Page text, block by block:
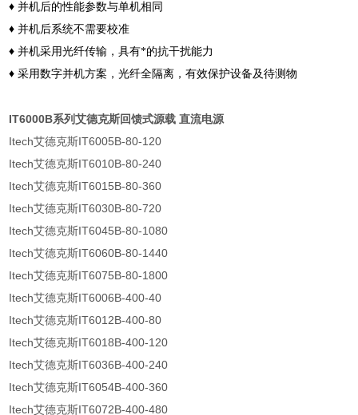
♦并机后的性能参数与单机相同
♦并机后系统不需要校准
♦并机采用光纤传输，具有*的抗干扰能力
♦采用数字并机方案，光纤全隔离，有效保护设备及待测物
IT6000B系列艾德克斯回馈式源载 直流电源
Itech艾德克斯IT6005B-80-120
Itech艾德克斯IT6010B-80-240
Itech艾德克斯IT6015B-80-360
Itech艾德克斯IT6030B-80-720
Itech艾德克斯IT6045B-80-1080
Itech艾德克斯IT6060B-80-1440
Itech艾德克斯IT6075B-80-1800
Itech艾德克斯IT6006B-400-40
Itech艾德克斯IT6012B-400-80
Itech艾德克斯IT6018B-400-120
Itech艾德克斯IT6036B-400-240
Itech艾德克斯IT6054B-400-360
Itech艾德克斯IT6072B-400-480